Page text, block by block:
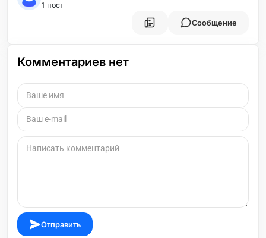
1 пост
Сообщение
Комментариев нет
Отправить